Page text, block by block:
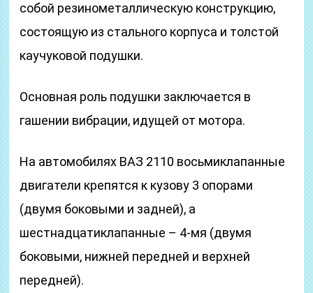
собой резинометаллическую конструкцию,
состоящую из стального корпуса и толстой
каучуковой подушки.
Основная роль подушки заключается в
гашении вибрации, идущей от мотора.
На автомобилях ВАЗ 2110 восьмиклапанные
двигатели крепятся к кузову 3 опорами
(двумя боковыми и задней), а
шестнадцатиклапанные – 4-мя (двумя
боковыми, нижней передней и верхней
передней).